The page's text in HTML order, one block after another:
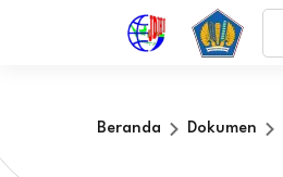
Beranda Dokumen